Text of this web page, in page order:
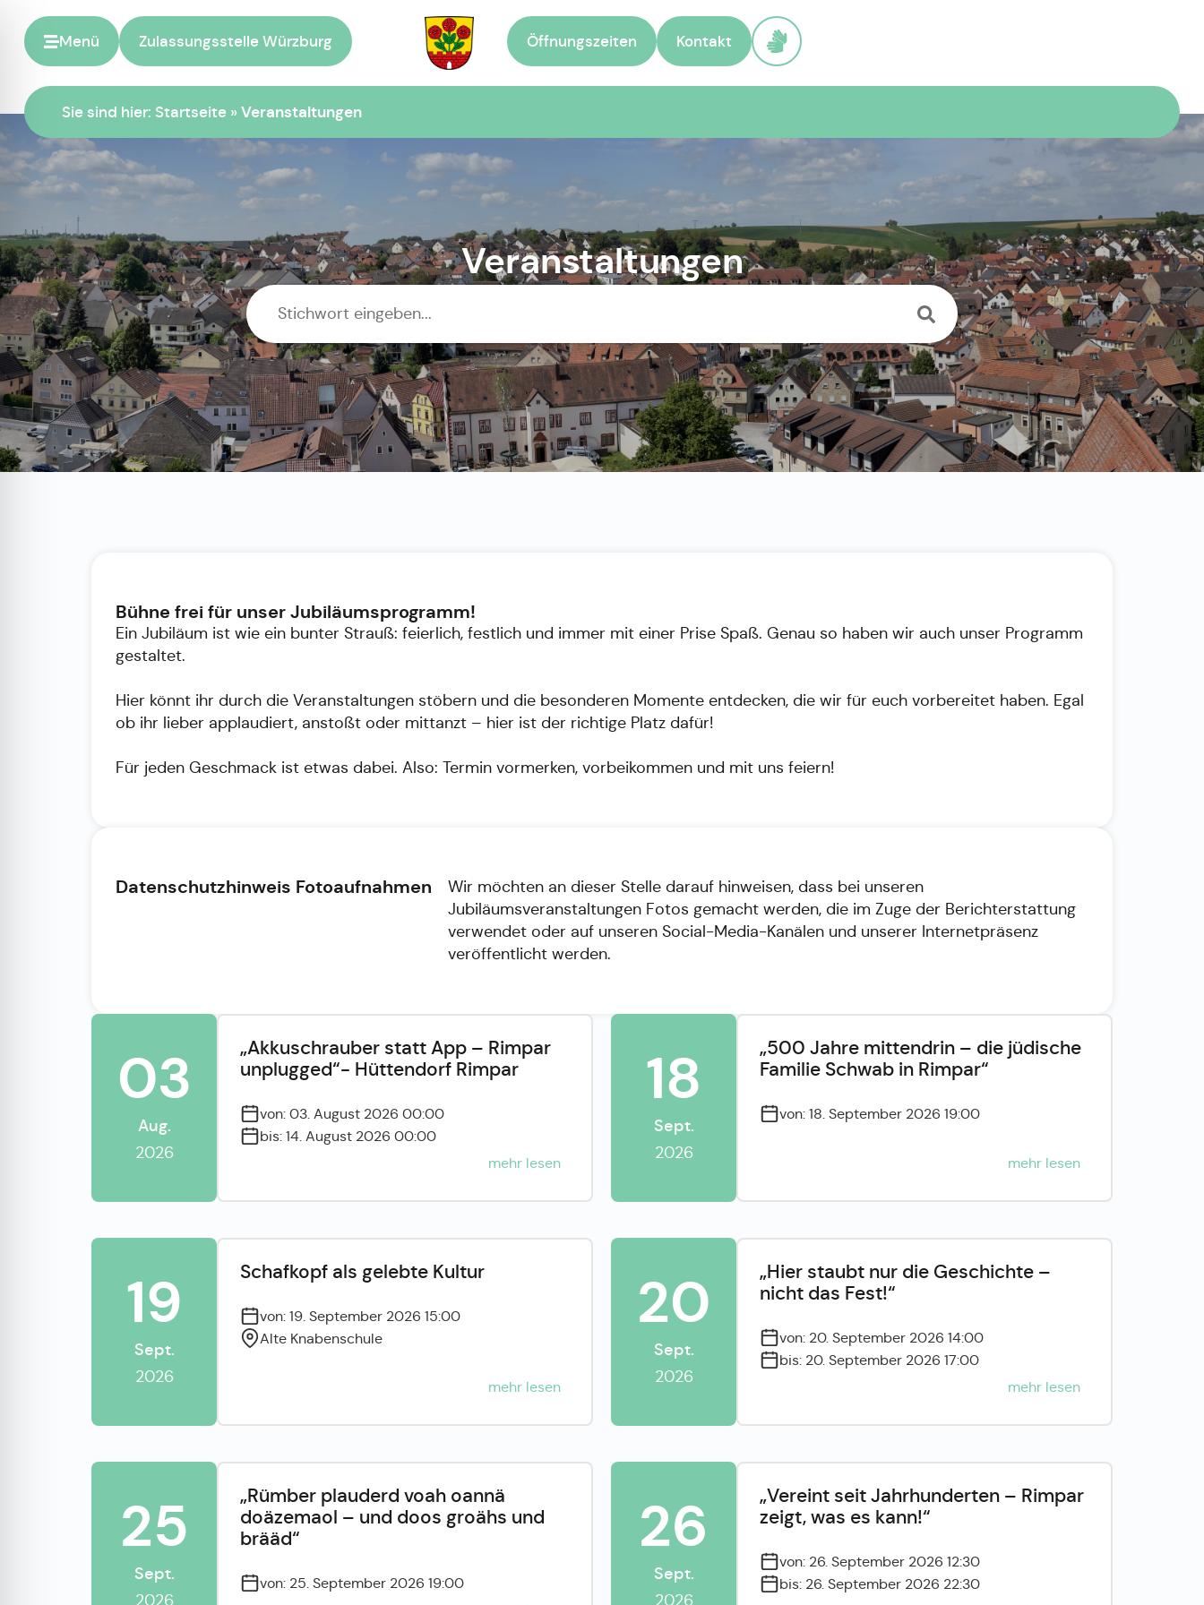
Menü Zulassungsstelle Würzburg
Zur Startseite
Öffnungszeiten Kontakt
Sie sind hier: Startseite » Veranstaltungen
Veranstaltungen
Bühne frei für unser Jubiläumsprogramm!
Ein Jubiläum ist wie ein bunter Strauß: feierlich, festlich und immer mit einer Prise Spaß. Genau so haben wir auch unser Programm
gestaltet.
Hier könnt ihr durch die Veranstaltungen stöbern und die besonderen Momente entdecken, die wir für euch vorbereitet haben. Egal
ob ihr lieber applaudiert, anstoßt oder mittanzt – hier ist der richtige Platz dafür!
Für jeden Geschmack ist etwas dabei. Also: Termin vormerken, vorbeikommen und mit uns feiern!
Datenschutzhinweis Fotoaufnahmen
Wir möchten an dieser Stelle darauf hinweisen, dass bei unseren
Jubiläumsveranstaltungen Fotos gemacht werden, die im Zuge der Berichterstattung
verwendet oder auf unseren Social-Media-Kanälen und unserer Internetpräsenz
veröffentlicht werden.
03
Aug.
2026
„Akkuschrauber statt App – Rimpar
unplugged“- Hüttendorf Rimpar
von: 03. August 2026 00:00
bis: 14. August 2026 00:00
mehr lesen
18
Sept.
2026
„500 Jahre mittendrin – die jüdische
Familie Schwab in Rimpar“
von: 18. September 2026 19:00
mehr lesen
19
Sept.
2026
Schafkopf als gelebte Kultur
von: 19. September 2026 15:00
Alte Knabenschule
mehr lesen
20
Sept.
2026
„Hier staubt nur die Geschichte –
nicht das Fest!“
von: 20. September 2026 14:00
bis: 20. September 2026 17:00
mehr lesen
25
Sept.
2026
„Rümber plauderd voah oannä
doäzemaol – und doos groähs und
brääd“
von: 25. September 2026 19:00
26
Sept.
2026
„Vereint seit Jahrhunderten – Rimpar
zeigt, was es kann!“
von: 26. September 2026 12:30
bis: 26. September 2026 22:30